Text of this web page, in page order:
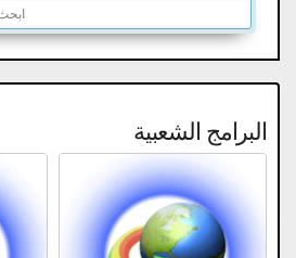
البرامج الشعبية